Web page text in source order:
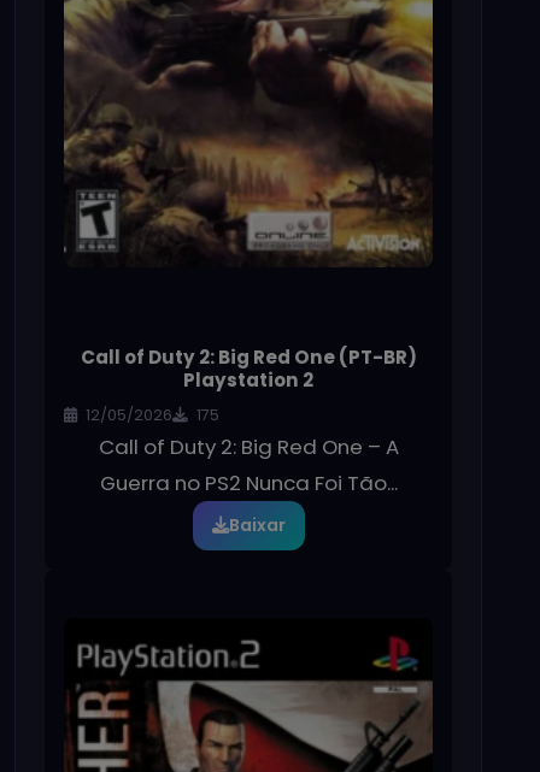
Call of Duty 2: Big Red One (PT-BR)
Playstation 2
12/05/2026 175
Call of Duty 2: Big Red One – A
Guerra no PS2 Nunca Foi Tão...
Baixar